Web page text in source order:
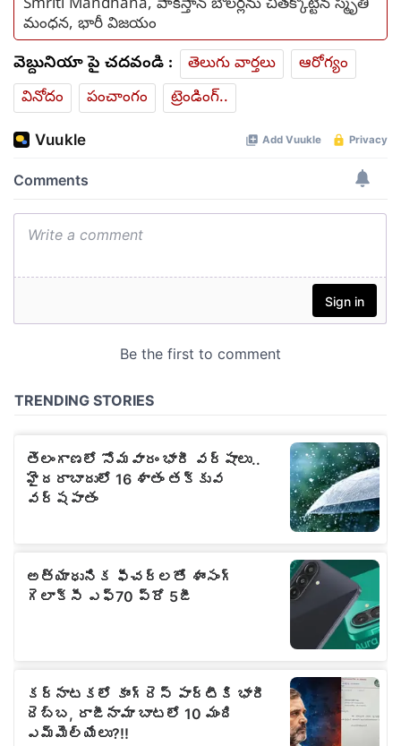
Smriti Mandhana, పాకిస్తాన్ బౌలర్లను చితక్కొట్టిన స్మృతి
మంధన, భారీ విజయం
వెబ్దునియా పై చదవండి : తెలుగు వార్తలు
ఆరోగ్యం
వినోదం
పంచాంగం ట్రెండింగ్..